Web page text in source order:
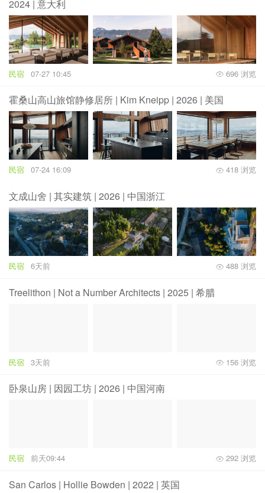
2024 | 意大利
民宿 07-27 10:45 696 浏览
霍桑山高山旅馆静修居所 | Kim Kneipp | 2026 | 美国
民宿 07-24 16:09 418 浏览
文成山舍 | 其实建筑 | 2026 | 中国浙江
民宿 6天前 488 浏览
Treelithon | Not a Number Architects | 2025 | 希腊
民宿 3天前 156 浏览
卧泉山房 | 因园工坊 | 2026 | 中国河南
民宿 前天09:44 292 浏览
San Carlos | Hollie Bowden | 2022 | 英国